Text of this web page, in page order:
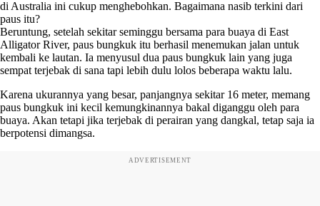
di Australia ini cukup menghebohkan. Bagaimana nasib terkini dari
paus itu?
Beruntung, setelah sekitar seminggu bersama para buaya di East
Alligator River, paus bungkuk itu berhasil menemukan jalan untuk
kembali ke lautan. Ia menyusul dua paus bungkuk lain yang juga
sempat terjebak di sana tapi lebih dulu lolos beberapa waktu lalu.
Karena ukurannya yang besar, panjangnya sekitar 16 meter, memang
paus bungkuk ini kecil kemungkinannya bakal diganggu oleh para
buaya. Akan tetapi jika terjebak di perairan yang dangkal, tetap saja ia
berpotensi dimangsa.
ADVERTISEMENT